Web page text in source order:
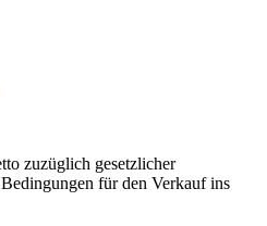
zuzüglich gesetzlicher
für den Verkauf ins